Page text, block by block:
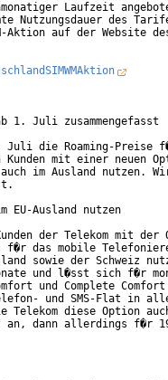
Laufzeit
Nutzungsdauer des
Aktion auf der Website
1. Juli zusammengefasst
Juli die Roaming-Preise
Kunden mit einer neuen
im Ausland nutzen.
EU-Ausland nutzen
der Telekom mit der
das mobile
sowie der Schweiz
und l�sst sich f�r
und Complete
und SMS-Flat in
diese Option
an, dann allerdings f�r